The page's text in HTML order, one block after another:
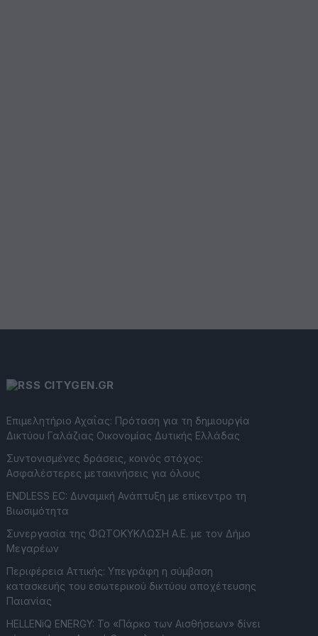
CITYGEN.GR
Επιμελητήριο Αχαΐας: Πρόταση για τη δημιουργία
Δικτύου Γαλάζιας Οικονομίας Δυτικής Ελλάδας
Συντονισμένες δράσεις, κοινός στόχος:
Ασφαλέστερες μετακινήσεις για όλους
ENDLESS EC: Δυναμική Ανάπτυξη με επίκεντρο τη
Βιωσιμότητα
Συνεργασία της ΦΩΤΟΚΥΚΛΩΣΗ Α.Ε. με τον Δήμο
Μεγαρέων
Περιφέρεια Αττικής: Υπεγράφη η σύμβαση
κατασκευής του εσωτερικού δικτύου αποχέτευσης
Παιανίας
HELLENiQ ENERGY: Το «Πάρκο των Αισθήσεων» δίνει